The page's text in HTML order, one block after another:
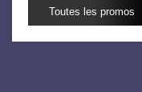
Toutes les promos